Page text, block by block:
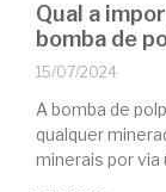
Qual a
bomba de
15/07/2024
A bomba de
qualquer
minerais por via